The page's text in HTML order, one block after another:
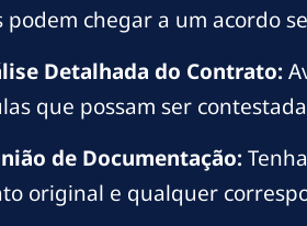
podem chegar a um acordo
Detalhada do Contrato:
que possam ser
de Documentação:
original e qualquer